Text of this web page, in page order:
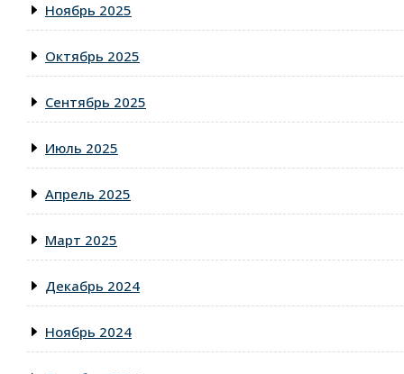
Ноябрь 2025
Октябрь 2025
Сентябрь 2025
Июль 2025
Апрель 2025
Март 2025
Декабрь 2024
Ноябрь 2024